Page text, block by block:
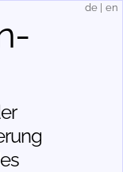
de en